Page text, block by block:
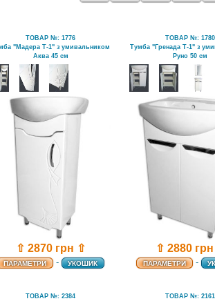
ТОВАР №: 1776
"Мадера Т-1" з умивальником
Аква 45 см
⇧ 2870 грн ⇧
ПАРАМЕТРИ - УКОШИК
ТОВАР №: 1780
Тумба "Гренада Т-1" з
Руно 50 см
⇧ 2880
ПАРАМЕТРИ -
ТОВАР №: 2384
ТОВАР №: 2161